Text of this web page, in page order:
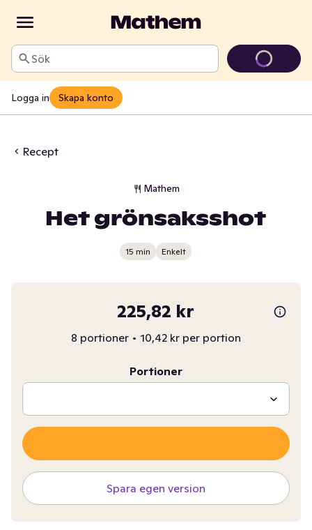
Sök
Logga in Skapa konto
Recept
Mathem
Het grönsaksshot
15 min Enkelt
225,82 kr
8 portioner • 10,42 kr per portion
Portioner
Spara egen version